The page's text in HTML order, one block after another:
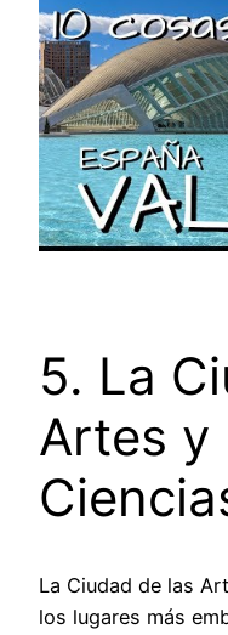
5. La
Artes y
La Ciudad de las
los lugares más